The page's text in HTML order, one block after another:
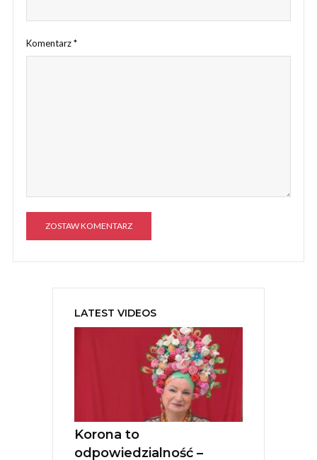
Komentarz*
A
LATEST VIDEOS
Korona to
odpowiedzialność –